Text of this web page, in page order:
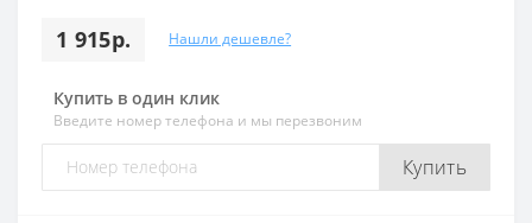
1 915р. Нашли дешевле?
Купить в один клик
Введите номер телефона и мы перезвоним
Купить